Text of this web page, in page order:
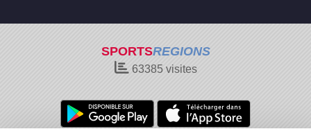
SPORTSREGIONS
63385visites